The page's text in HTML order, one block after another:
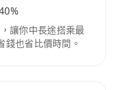
讓你中長途搭乘最
錢也省比價時間。